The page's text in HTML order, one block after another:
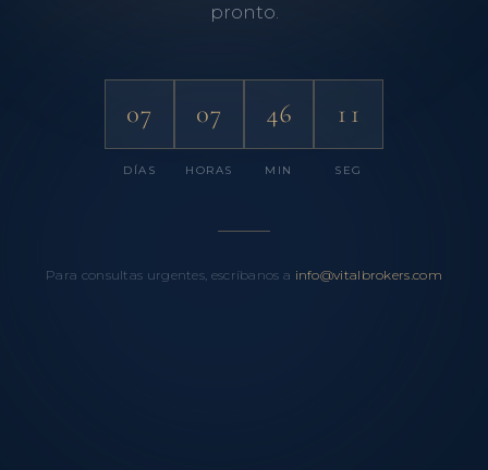
pronto.
07
DÍAS
07
HORAS
46
MIN
11
SEG
Para consultas urgentes, escríbanos a info@vitalbrokers.com